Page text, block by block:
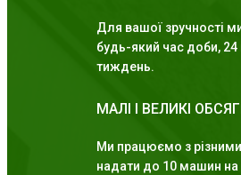
Для вашої зручності
будь-який час доби, 24
тиждень.
МАЛІ І ВЕЛИКІ
Ми працюємо з
надати до 10 машин на